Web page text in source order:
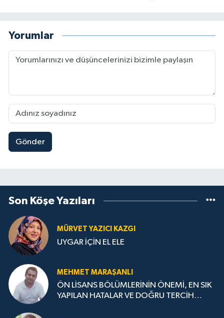
Yorumlar
Gönder
Son Köşe Yazıları
MÜRVET YAZICI KAZGI
UYGAR İÇİN EL ELE
MEHMET MARAŞANLI
ÖN LİSANS BÖLÜMLERİNİN ÖNEMİ, EN SIK
YAPILAN HATALAR VE DOĞRU TERCİH